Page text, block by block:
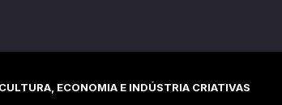
ECONOMIA E INDÚSTRIA CRIATIVAS